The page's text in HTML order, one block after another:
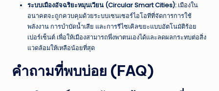
ระบบเมืองอัจฉริยะหมุนเวียน (Circular Smart Cities): เมืองใน
อนาคตจะถูกควบคุมด้วยระบบเซนเซอร์ไอโอทีที่จัดการการใช้
พลังงาน การบำบัดน้ำเสีย และการรีไซเคิลขยะแบบอัตโนมัติร้อย
เปอร์เซ็นต์ เพื่อให้เมืองสามารถพึ่งพาตนเองได้และลดผลกระทบต่อสิ่ง
แวดล้อมให้เหลือน้อยที่สุด
คำถามที่พบบ่อย (FAQ)